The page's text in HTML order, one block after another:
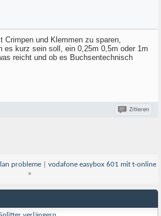
Crimpen und Klemmen zu sparen,
es kurz sein soll, ein 0,25m 0,5m oder 1m
reicht und ob es Buchsentechnisch
Zitieren
probleme| vodafone easybox 601 mit t-online
»